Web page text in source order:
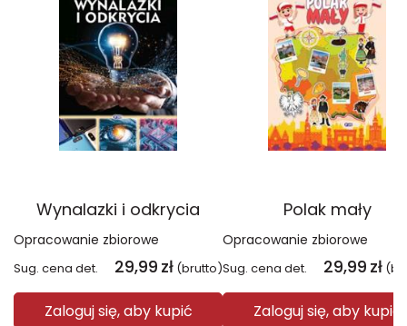
Wynalazki i odkrycia
Opracowanie zbiorowe
Sug. cena det. 29,99 zł (brutto)
Zaloguj się, aby kupić
Polak mały
Opracowanie zbiorowe
Sug. cena det. 29,99 zł
Zaloguj się, aby kupić